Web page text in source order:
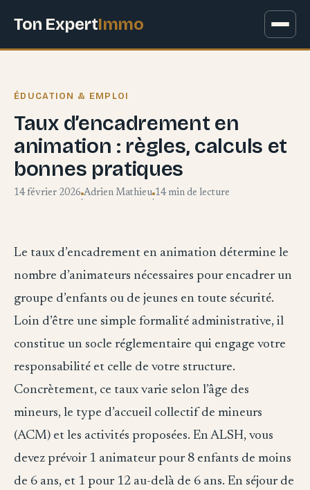
Ton ExpertImmo
ÉDUCATION & EMPLOI
Taux d’encadrement en
animation : règles, calculs et
bonnes pratiques
14 février 2026
·
Adrien Mathieu
·
14 min de lecture
Le taux d’encadrement en animation détermine le
nombre d’animateurs nécessaires pour encadrer un
groupe d’enfants ou de jeunes en toute sécurité.
Loin d’être une simple formalité administrative, il
constitue un socle réglementaire qui engage votre
responsabilité et celle de votre structure.
Concrètement, ce taux varie selon l’âge des
mineurs, le type d’accueil collectif de mineurs
(ACM) et les activités proposées. En ALSH, vous
devez prévoir 1 animateur pour 8 enfants de moins
de 6 ans, et 1 pour 12 au-delà de 6 ans. En séjour de